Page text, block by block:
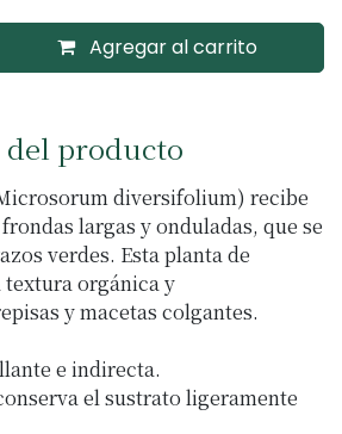
Agregar al carrito
producto
diversifolium) recibe
largas y onduladas, que se
verdes. Esta planta de
orgánica y
y macetas colgantes.
e indirecta.
el sustrato ligeramente